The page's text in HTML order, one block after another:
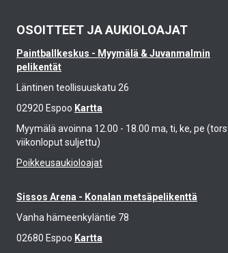
OSOITTEET JA AUKIOLOAJAT
Paintballkeskus - Myymälä & Juvanmalmin
pelikentät
Läntinen teollisuuskatu 26
02920 Espoo Kartta
Myymälä avoinna 12.00 - 18.00 ma, ti, ke, pe
viikonloput suljettu)
Poikkeusaukioloajat
Sissos Arena - Konalan metsäpelikenttä
Vanha hämeenkyläntie 78
02680 Espoo Kartta